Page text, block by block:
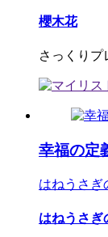
櫻木花
さっくりプ
幸福の定
はねうさぎ
はねうさぎ